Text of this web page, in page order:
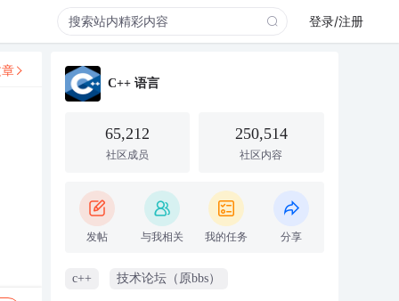
登录/注册
C++ 语言
65,212
社区成员
250,514
社区内容
发帖 与我相关 我的任务 分享
c++ 技术论坛（原bbs）